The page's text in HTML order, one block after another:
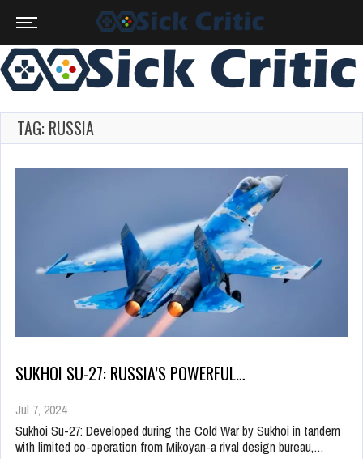
TAG: RUSSIA
SUKHOI SU-27: RUSSIA’S POWERFUL…
Jul 7, 2024
Sukhoi Su-27: Developed during the Cold War by Sukhoi in tandem
with limited co-operation from Mikoyan-a rival design bureau,…